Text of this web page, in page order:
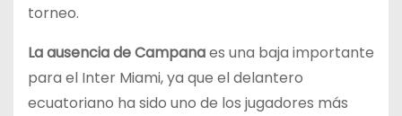
torneo.
La ausencia de Campanaes una baja importante
para el Inter Miami, ya que el delantero
ecuatoriano ha sido uno de los jugadores más